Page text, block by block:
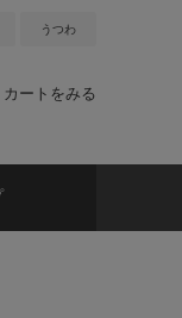
うつわ
カートをみる